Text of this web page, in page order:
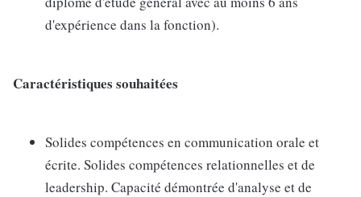
d'expérience dans la fonction).
Caractéristiques souhaitées
Solides compétences en communication orale et
écrite. Solides compétences relationnelles et de
leadership. Capacité démontrée d'analyse et de